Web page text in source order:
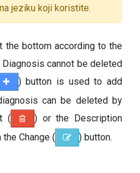
jeziku koji koristite.
the bottom according to the
Diagnosis cannot be deleted
) button is used to add
can be deleted by
(
) or the Description
Change (
) button.